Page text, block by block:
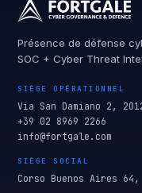
Présence de défense
SOC + Cyber Threat
SIÈGE OPÉRATIONNEL
Via San Damiano 2,
+39 02 8969 2266
info@fortgale.com
SIÈGE SOCIAL
Corso Buenos Aires